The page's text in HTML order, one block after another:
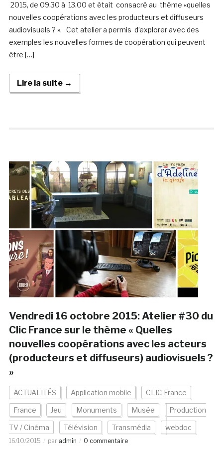
2015, de 09.30 à 13.00 et était consacré au thème «quelles
nouvelles coopérations avec les producteurs et diffuseurs
audiovisuels ? ». Cet atelier a permis d’explorer avec des
exemples les nouvelles formes de coopération qui peuvent
être […]
Lire la suite →
Vendredi 16 octobre 2015: Atelier #30 du
Clic France sur le thème « Quelles
nouvelles coopérations avec les acteurs
(producteurs et diffuseurs) audiovisuels ?
»
ACTUALITÉS Application mobile CLIC France
France Jeu Monuments Musée Production
TV / Cinéma Télévision Transmédia webdoc
16/10/2015 par admin 0 commentaire